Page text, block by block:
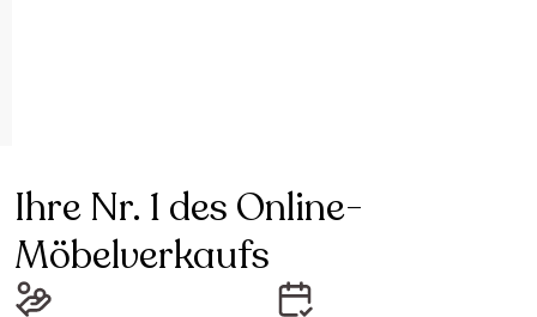
Ihre Nr. 1 des Online-
Möbelverkaufs